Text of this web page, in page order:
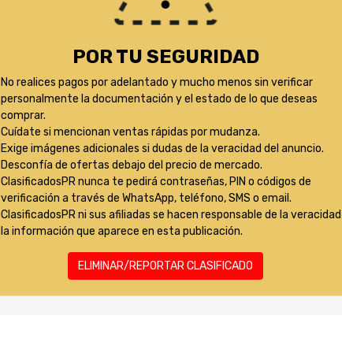
POR TU SEGURIDAD
No realices pagos por adelantado y mucho menos sin verificar
personalmente la documentación y el estado de lo que deseas
comprar.
Cuídate si mencionan ventas rápidas por mudanza.
Exige imágenes adicionales si dudas de la veracidad del anuncio.
Desconfía de ofertas debajo del precio de mercado.
ClasificadosPR nunca te pedirá contraseñas, PIN o códigos de
verificación a través de WhatsApp, teléfono, SMS o email.
ClasificadosPR ni sus afiliadas se hacen responsable de la
la información que aparece en esta publicación.
ELIMINAR/REPORTAR CLASIFICADO